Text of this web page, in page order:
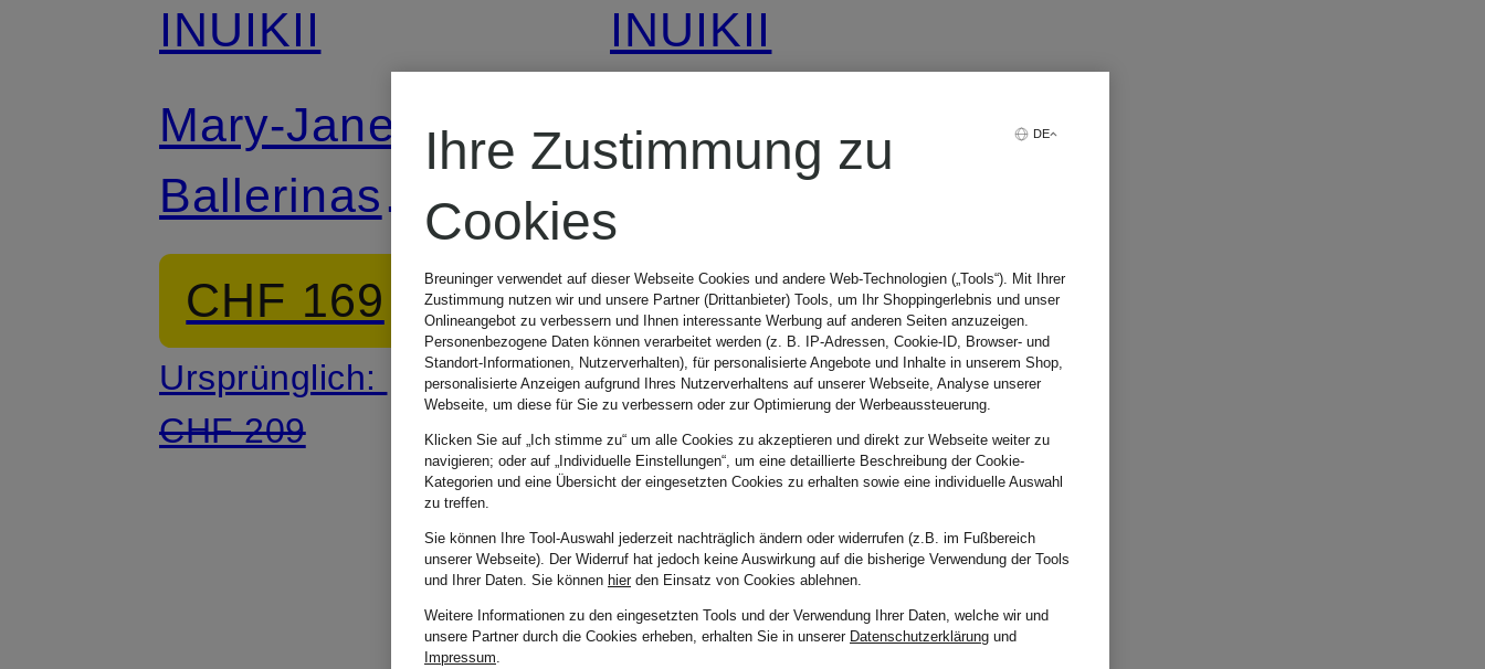
INUIKII
Mary-Jane-
Ballerinas
MOLLY
CHF 169
Ursprünglich:
CHF 209
INUIKII
Mary-Jane-
Ballerinas
MATILDA
CHF 219
Ursprünglich:
CHF 269
DE
Ihre Zustimmung zu
Cookies
Breuninger verwendet auf dieser Webseite Cookies und andere Web-Technologien („Tools“). Mit Ihrer
Zustimmung nutzen wir und unsere Partner (Drittanbieter) Tools, um Ihr Shoppingerlebnis und unser
Onlineangebot zu verbessern und Ihnen interessante Werbung auf anderen Seiten anzuzeigen.
Personenbezogene Daten können verarbeitet werden (z. B. IP-Adressen, Cookie-ID, Browser- und
Standort-Informationen, Nutzerverhalten), für personalisierte Angebote und Inhalte in unserem Shop,
personalisierte Anzeigen aufgrund Ihres Nutzerverhaltens auf unserer Webseite, Analyse unserer
Webseite, um diese für Sie zu verbessern oder zur Optimierung der Werbeaussteuerung.
Klicken Sie auf „Ich stimme zu“ um alle Cookies zu akzeptieren und direkt zur Webseite weiter zu
navigieren; oder auf „Individuelle Einstellungen“, um eine detaillierte Beschreibung der Cookie-
Kategorien und eine Übersicht der eingesetzten Cookies zu erhalten sowie eine individuelle Auswahl
zu treffen.
Sie können Ihre Tool-Auswahl jederzeit nachträglich ändern oder widerrufen (z.B. im Fußbereich
unserer Webseite). Der Widerruf hat jedoch keine Auswirkung auf die bisherige Verwendung der Tools
und Ihrer Daten. Sie können hierden Einsatz von Cookies ablehnen.
Weitere Informationen zu den eingesetzten Tools und der Verwendung Ihrer Daten, welche wir und
unsere Partner durch die Cookies erheben, erhalten Sie in unserer Datenschutzerklärung und
Impressum.